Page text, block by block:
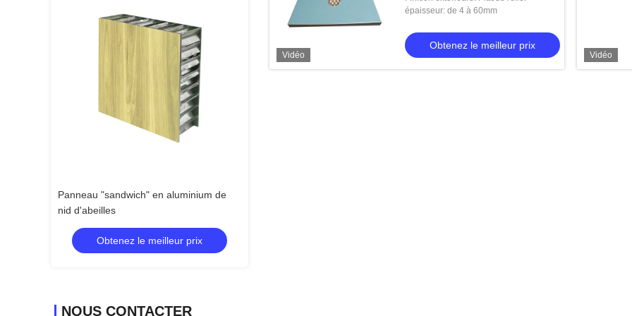
Panneaux en aluminium de construction
de nid d'abeilles de façade
Obtenez le meilleur prix
NOUS CONTACTER
Vidéo
épaisseur: de 4 à 60mm
Obtenez le meilleur prix
Vidéo